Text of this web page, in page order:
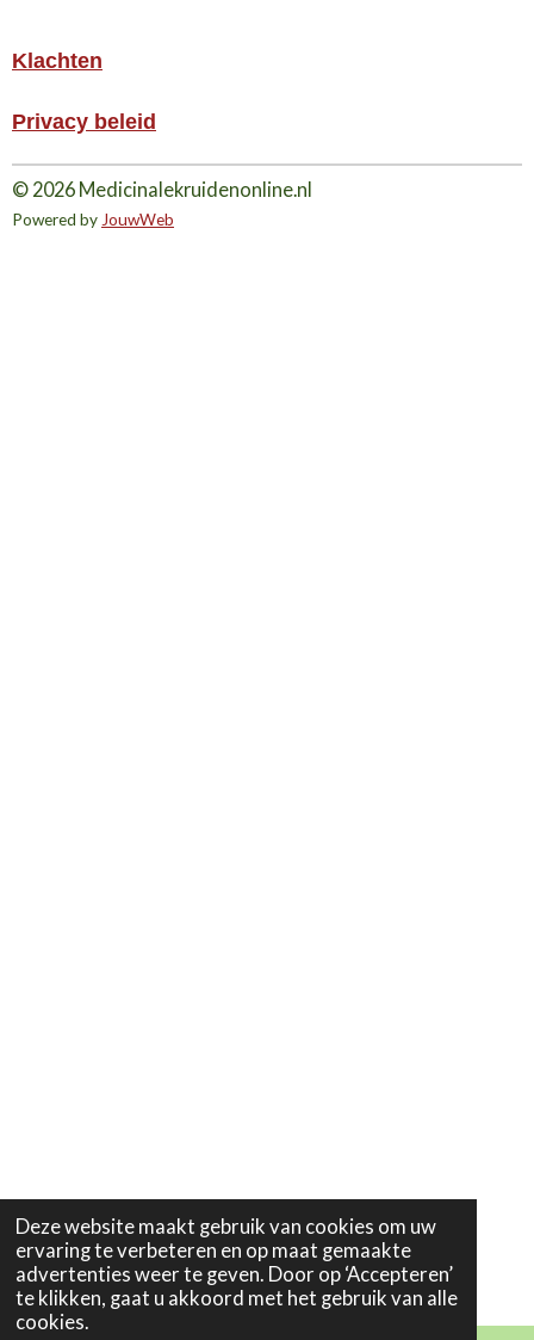
Deze website maakt gebruik van cookies om uw
ervaring te verbeteren en op maat gemaakte
advertenties weer te geven. Door op ‘Accepteren’
te klikken, gaat u akkoord met het gebruik van alle
cookies.
Klachten
Privacy beleid
© 2026 Medicinalekruidenonline.nl
Powered byJouwWeb